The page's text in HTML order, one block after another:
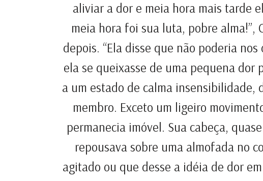
aliviar a dor e meia hora mais tarde
meia hora foi sua luta, pobre alma!”,
depois. “Ela disse que não poderia
ela se queixasse de uma pequena dor
a um estado de calma
membro. Exceto um ligeiro
permanecia imóvel. Sua cabeça,
repousava sobre uma almofada no
agitado ou que desse a idéia de dor